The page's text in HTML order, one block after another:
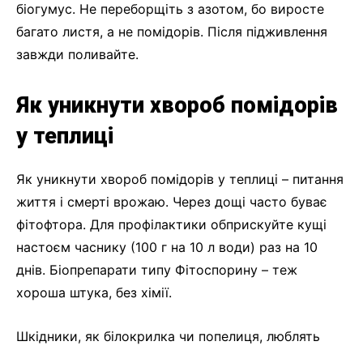
біогумус. Не переборщіть з азотом, бо виросте
багато листя, а не помідорів. Після підживлення
завжди поливайте.
Як уникнути хвороб помідорів
у теплиці
Як уникнути хвороб помідорів у теплиці – питання
життя і смерті врожаю. Через дощі часто буває
фітофтора. Для профілактики обприскуйте кущі
настоєм часнику (100 г на 10 л води) раз на 10
днів. Біопрепарати типу Фітоспорину – теж
хороша штука, без хімії.
Шкідники, як білокрилка чи попелиця, люблять